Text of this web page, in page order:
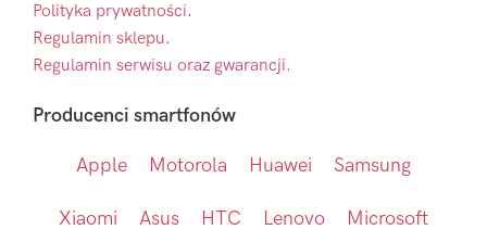
Polityka prywatności.
Regulamin sklepu.
Regulamin serwisu oraz gwarancji.
Producenci smartfonów
Apple Motorola Huawei Samsung
Xiaomi Asus HTC Lenovo Microsoft